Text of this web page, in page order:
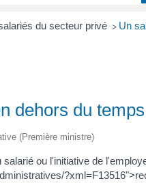
du secteur privé > Un
dehors du
(Première ministre)
ou l'initiative de